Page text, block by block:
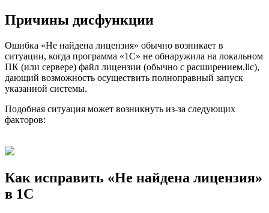
Причины дисфункции
Ошибка «Не найдена лицензия» обычно возникает в
ситуации, когда программа «1С» не обнаружила на локальном
ПК (или сервере) файл лицензии (обычно с расширением.lic),
дающий возможность осуществить полноправный запуск
указанной системы.
Подобная ситуация может возникнуть из-за следующих
факторов:
Как исправить «Не найдена лицензия»
в 1С